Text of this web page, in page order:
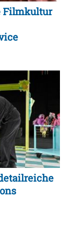
Filmkultur